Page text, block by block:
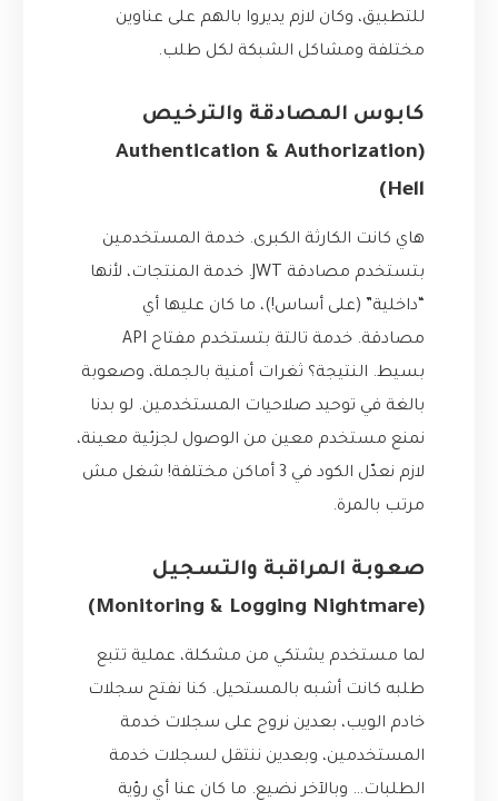
للتطبيق، وكان لازم يديروا بالهم على عناوين
مختلفة ومشاكل الشبكة لكل طلب.
كابوس المصادقة والترخيص
(Authentication & Authorization
Hell)
هاي كانت الكارثة الكبرى. خدمة المستخدمين
بتستخدم مصادقة JWT. خدمة المنتجات، لأنها
“داخلية” (على أساس!)، ما كان عليها أي
مصادقة. خدمة تالتة بتستخدم مفتاح API
بسيط. النتيجة؟ ثغرات أمنية بالجملة، وصعوبة
بالغة في توحيد صلاحيات المستخدمين. لو بدنا
نمنع مستخدم معين من الوصول لجزئية معينة،
لازم نعدّل الكود في 3 أماكن مختلفة! شغل مش
مرتب بالمرة.
صعوبة المراقبة والتسجيل
(Monitoring & Logging Nightmare)
لما مستخدم يشتكي من مشكلة، عملية تتبع
طلبه كانت أشبه بالمستحيل. كنا نفتح سجلات
خادم الويب، بعدين نروح على سجلات خدمة
المستخدمين، وبعدين ننتقل لسجلات خدمة
الطلبات… وبالآخر نضيع. ما كان عنا أي رؤية